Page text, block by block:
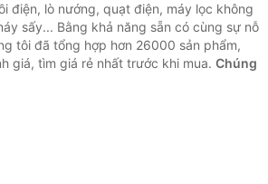
điện, lò nướng, quạt điện, máy lọc không
sấy... Bằng khả năng sẵn có cùng sự nỗ
tôi đã tổng hợp hơn 26000 sản phẩm,
giá, tìm giá rẻ nhất trước khi mua. Chúng